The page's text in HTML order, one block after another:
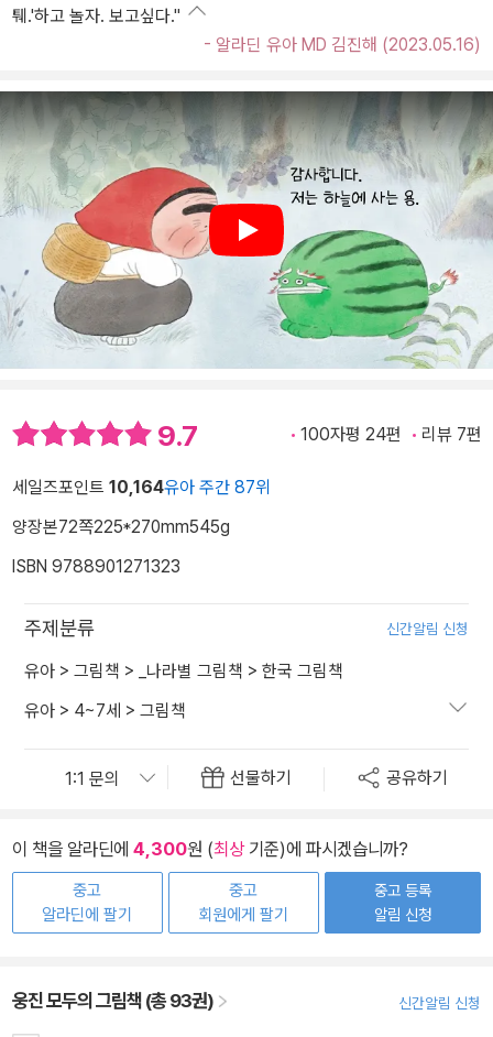
퉤.'하고 놀자. 보고싶다."
- 알라딘 유아 MD 김진해 (2023.05.16)
Play
9.7 100자평 24편 리뷰 7편
세일즈포인트 10,164유아 주간 87위
양장본72쪽225*270mm545g
ISBN 9788901271323
주제분류 신간알림 신청
유아 > 그림책 > _나라별 그림책 > 한국 그림책
유아 > 4~7세 > 그림책
선물하기 공유하기
이 책을 알라딘에 4,300원 (최상기준)에 파시겠습니까?
중고
알라딘에 팔기
중고
회원에게 팔기
중고 등록
알림 신청
웅진 모두의 그림책 (총 93권) 신간알림 신청